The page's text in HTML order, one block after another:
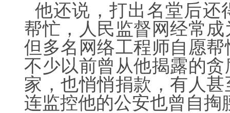
他还说，打出名堂后还
帮忙，人民监督网经常
但多名网络工程师自愿
不少以前曾从他揭露的
家，也悄悄捐款，有人
连监控他的公安也曾自掏